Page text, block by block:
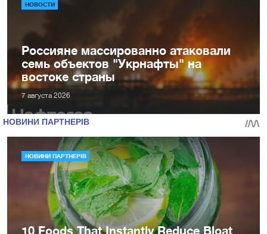
НОВОСТИ
Россияне массированно атаковали
семь объектов "Укрнафты" на
востоке страны
7 августа 2026